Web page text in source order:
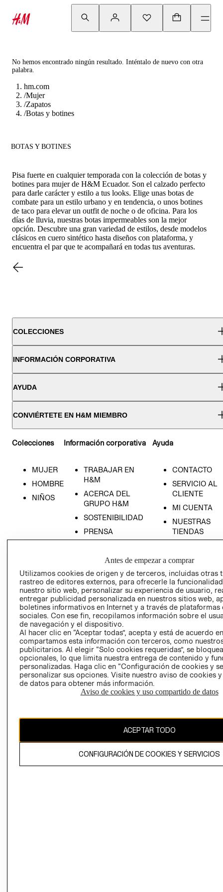
No hemos encontrado ningún resultado. Inténtalo de nuevo con otra
palabra.
hm.com
/Mujer
/Zapatos
/Botas y botines
BOTAS Y BOTINES
Pisa fuerte en cualquier temporada con la colección de botas y
botines para mujer de H&M Ecuador. Son el calzado perfecto
para darle carácter y estilo a tus looks. Elige unas botas de
combate para un estilo urbano y en tendencia, o unos botines
de taco para elevar un outfit de noche o de oficina. Para los
días de lluvia, nuestras botas impermeables son la mejor
opción. Descubre una gran variedad de estilos, desde modelos
clásicos en cuero sintético hasta diseños con plataforma, y
encuentra el par que te acompañará en todas tus aventuras.
COLECCIONES
INFORMACIÓN CORPORATIVA
AYUDA
CONVIÉRTETE EN H&M MIEMBRO
Colecciones
MUJER
HOMBRE
NIÑOS
Información corporativa
TRABAJAR EN
H&M
ACERCA DEL
GRUPO H&M
SOSTENIBILIDAD
PRENSA
POLÍTICA
EMPRESARIAL
Ayuda
CONTACTO
SERVICIO AL
CLIENTE
MI CUENTA
NUESTRAS
TIENDAS
AVISO DE
PRIVACIDAD
GIFT CARD
AVISO DE
COOKIES
LIBRO DE
Antes de empezar a comprar
Utilizamos cookies de origen y de terceros, incluidas otras
rastreo de editores externos, para ofrecerle la
nuestro sitio web, personalizar su experiencia de usuario,
entregar publicidad personalizada en nuestros sitios web,
boletines informativos en Internet y a través de plataformas
sociales. Con ese fin, recopilamos información sobre el
de navegación y el dispositivo.
Al hacer clic en “Aceptar todas”, acepta y está de acuerdo
compartamos esta información con terceros, como
publicitarios. Al elegir “Solo cookies requeridas”, se
opcionales, lo que limita nuestra entrega de contenido y
personalizadas. Haga clic en “Configuración de cookies y
personalizar sus opciones. Visite nuestro aviso de cookies
de datos para obtener más información.
Aviso de cookies y uso compartido de datos
ACEPTAR TODO
CONFIGURACIÓN DE COOKIES Y SERVICIOS